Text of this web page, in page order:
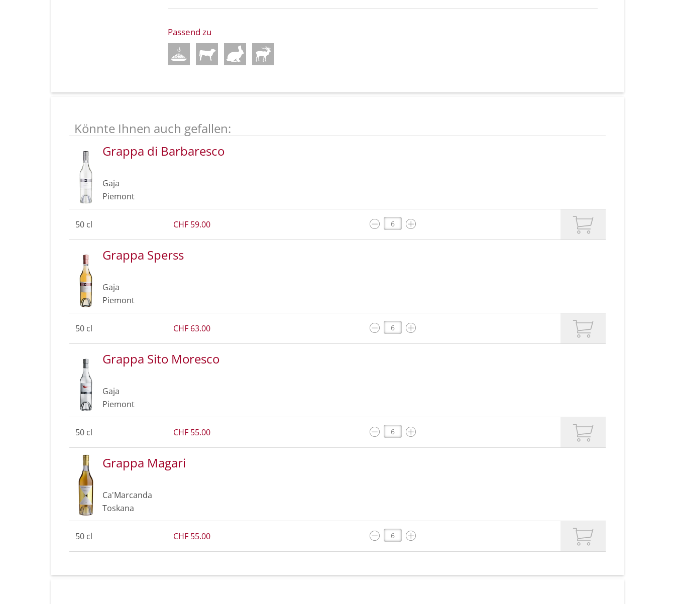
Passend zu
Könnte Ihnen auch gefallen:
Grappa di Barbaresco
Gaja
Piemont
50 cl CHF 59.00
Grappa Sperss
Gaja
Piemont
50 cl CHF 63.00
Grappa Sito Moresco
Gaja
Piemont
50 cl CHF 55.00
Grappa Magari
Ca'Marcanda
Toskana
50 cl CHF 55.00